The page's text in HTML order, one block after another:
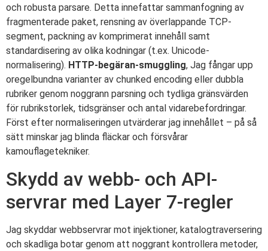
och robusta parsare. Detta innefattar sammanfogning av
fragmenterade paket, rensning av överlappande TCP-
segment, packning av komprimerat innehåll samt
standardisering av olika kodningar (t.ex. Unicode-
normalisering). HTTP-begäran-smuggling, Jag fångar upp
oregelbundna varianter av chunked encoding eller dubbla
rubriker genom noggrann parsning och tydliga gränsvärden
för rubrikstorlek, tidsgränser och antal vidarebefordringar.
Först efter normaliseringen utvärderar jag innehållet – på så
sätt minskar jag blinda fläckar och försvårar
kamouflagetekniker.
Skydd av webb- och API-
servrar med Layer 7-regler
Jag skyddar webbservrar mot injektioner, katalogtraversering
och skadliga botar genom att noggrant kontrollera metoder,